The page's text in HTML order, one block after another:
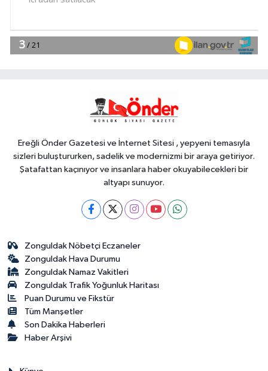
17:45
yeni Hükümet Konağı'nın temeli
Ereğli Önder Gazetesi ve İnternet Sitesi , yepyeni temasıyla
sizleri buluştururken, sadelik ve modernizmi bir araya getiriyor.
Şatafattan kaçınıyor ve insanlara haber okuyabilecekleri bir
altyapı sunuyor.
Zonguldak Nöbetçi Eczaneler
Zonguldak Hava Durumu
Zonguldak Namaz Vakitleri
Zonguldak Trafik Yoğunluk Haritası
Puan Durumu ve Fikstür
Tüm Manşetler
Son Dakika Haberleri
Haber Arşivi